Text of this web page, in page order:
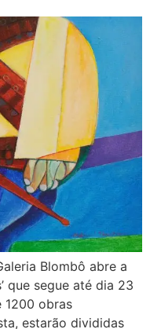
Blombô abre a
que segue até dia 23
1200 obras
estarão divididas